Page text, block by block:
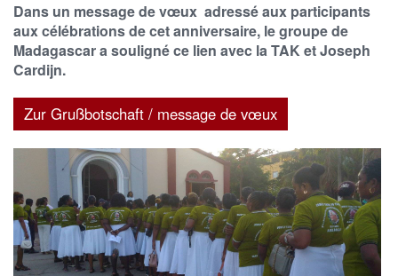
Dans un message de vœux adressé aux participants
aux célébrations de cet anniversaire, le groupe de
Madagascar a souligné ce lien avec la TAK et Joseph
Cardijn.
Zur Grußbotschaft / message de vœux